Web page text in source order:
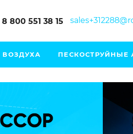
8 800 551 38 15
ВОЗДУХА ПЕСКОСТРУЙНЫЕ